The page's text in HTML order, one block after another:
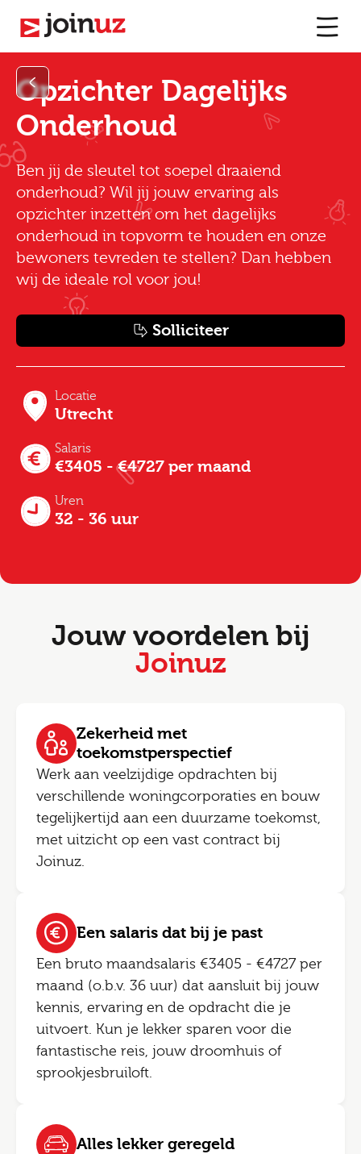
Opzichter Dagelijks
Onderhoud
Ben jij de sleutel tot soepel draaiend
onderhoud? Wil jij jouw ervaring als
opzichter inzetten om het dagelijks
onderhoud in topvorm te houden en onze
bewoners tevreden te stellen? Dan hebben
wij de ideale rol voor jou!
Solliciteer
Locatie
Utrecht
Salaris
€3405 - €4727 per maand
Uren
32 - 36 uur
Jouw voordelen bij
Joinuz
Zekerheid met
toekomstperspectief
Werk aan veelzijdige opdrachten bij
verschillende woningcorporaties en bouw
tegelijkertijd aan een duurzame toekomst,
met uitzicht op een vast contract bij
Joinuz.
Een salaris dat bij je past
Een bruto maandsalaris €3405 - €4727 per
maand (o.b.v. 36 uur) dat aansluit bij jouw
kennis, ervaring en de opdracht die je
uitvoert. Kun je lekker sparen voor die
fantastische reis, jouw droomhuis of
sprookjesbruiloft.
Alles lekker geregeld